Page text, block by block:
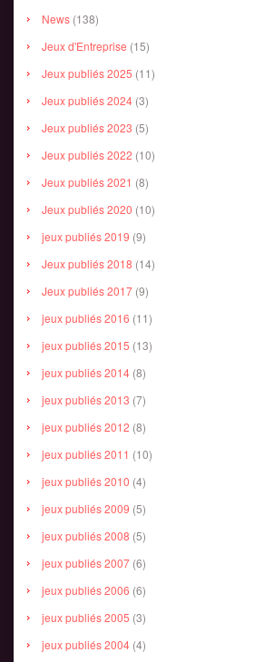
News (138)
Jeux d'Entreprise (15)
Jeux publiés 2025 (11)
Jeux publiés 2024 (3)
Jeux publiés 2023 (5)
Jeux publiés 2022 (10)
Jeux publiés 2021 (8)
Jeux publiés 2020 (10)
jeux publiés 2019 (9)
Jeux publiés 2018 (14)
Jeux publiés 2017 (9)
jeux publiés 2016 (11)
jeux publiés 2015 (13)
jeux publiés 2014 (8)
jeux publiés 2013 (7)
jeux publiés 2012 (8)
jeux publiés 2011 (10)
jeux publiés 2010 (4)
jeux publiés 2009 (5)
jeux publiés 2008 (5)
jeux publiés 2007 (6)
jeux publiés 2006 (6)
jeux publiés 2005 (3)
jeux publiés 2004 (4)